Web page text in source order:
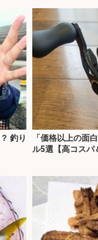
釣り
「価格以上の面
ル5選【高コスパ